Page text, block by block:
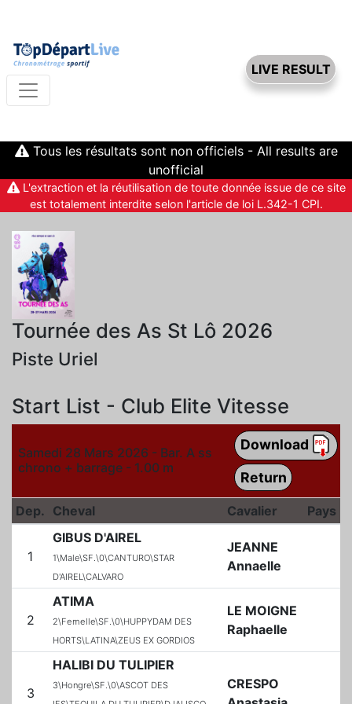
LIVE RESULT
Tous les résultats sont non officiels - All results are
unofficial
L'extraction et la réutilisation de toute donnée issue de ce site
est totalement interdite selon l'article de loi L.342-1 CPI.
Tournée des As St Lô 2026
Piste Uriel
Start List - Club Elite Vitesse
Samedi 28 Mars 2026 - Bar. A ss
chrono + barrage - 1.00 m
Download
Return
Dep. Cheval Cavalier Pays
1
GIBUS D'AIREL
1\Male\SF.\0\CANTURO\STAR
D'AIREL\CALVARO
JEANNE
Annaelle
2
ATIMA
2\Femelle\SF.\0\HUPPYDAM DES
HORTS\LATINA\ZEUS EX GORDIOS
LE MOIGNE
Raphaelle
3
HALIBI DU TULIPIER
3\Hongre\SF.\0\ASCOT DES
CRESPO